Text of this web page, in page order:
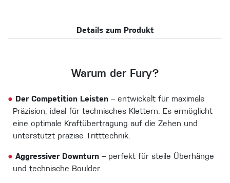
Details zum Produkt
Warum der Fury?
● Der Competition Leisten – entwickelt für maximale
Präzision, ideal für technisches Klettern. Es ermöglicht
eine optimale Kraftübertragung auf die Zehen und
unterstützt präzise Tritttechnik.
● Aggressiver Downturn – perfekt für steile Überhänge
und technische Boulder.